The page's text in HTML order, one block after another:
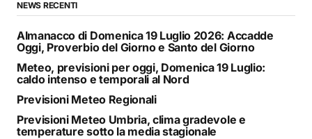
NEWS RECENTI
Almanacco di Domenica 19 Luglio 2026: Accadde
Oggi, Proverbio del Giorno e Santo del Giorno
Meteo, previsioni per oggi, Domenica 19 Luglio:
caldo intenso e temporali al Nord
Previsioni Meteo Regionali
Previsioni Meteo Umbria, clima gradevole e
temperature sotto la media stagionale